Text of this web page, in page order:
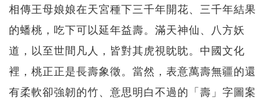
相傳王母娘娘在天宮種下三千年開花、三千年結果
的蟠桃，吃下可以延年益壽。滿天神仙、八方妖
道，以至世間凡人，皆對其虎視眈眈。中國文化
裡，桃正正是長壽象徵。當然，表意萬壽無疆的還
有柔軟卻強韌的竹、意思明白不過的「壽」字圖案